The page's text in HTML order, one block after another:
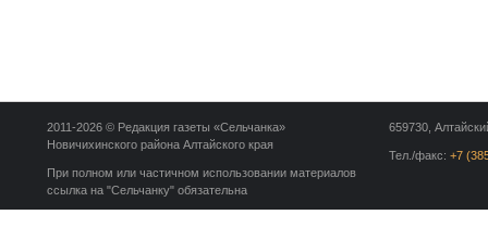
659730,
Тел./факс: +7
2011-2026 © Редакция газеты «Сельчанка»
Новичихинского района Алтайского края
При полном или частичном использовании материалов
ссылка на "Сельчанку" обязательна